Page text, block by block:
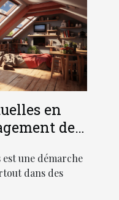
en
de
régions
Grand Est
une démarche
dans des